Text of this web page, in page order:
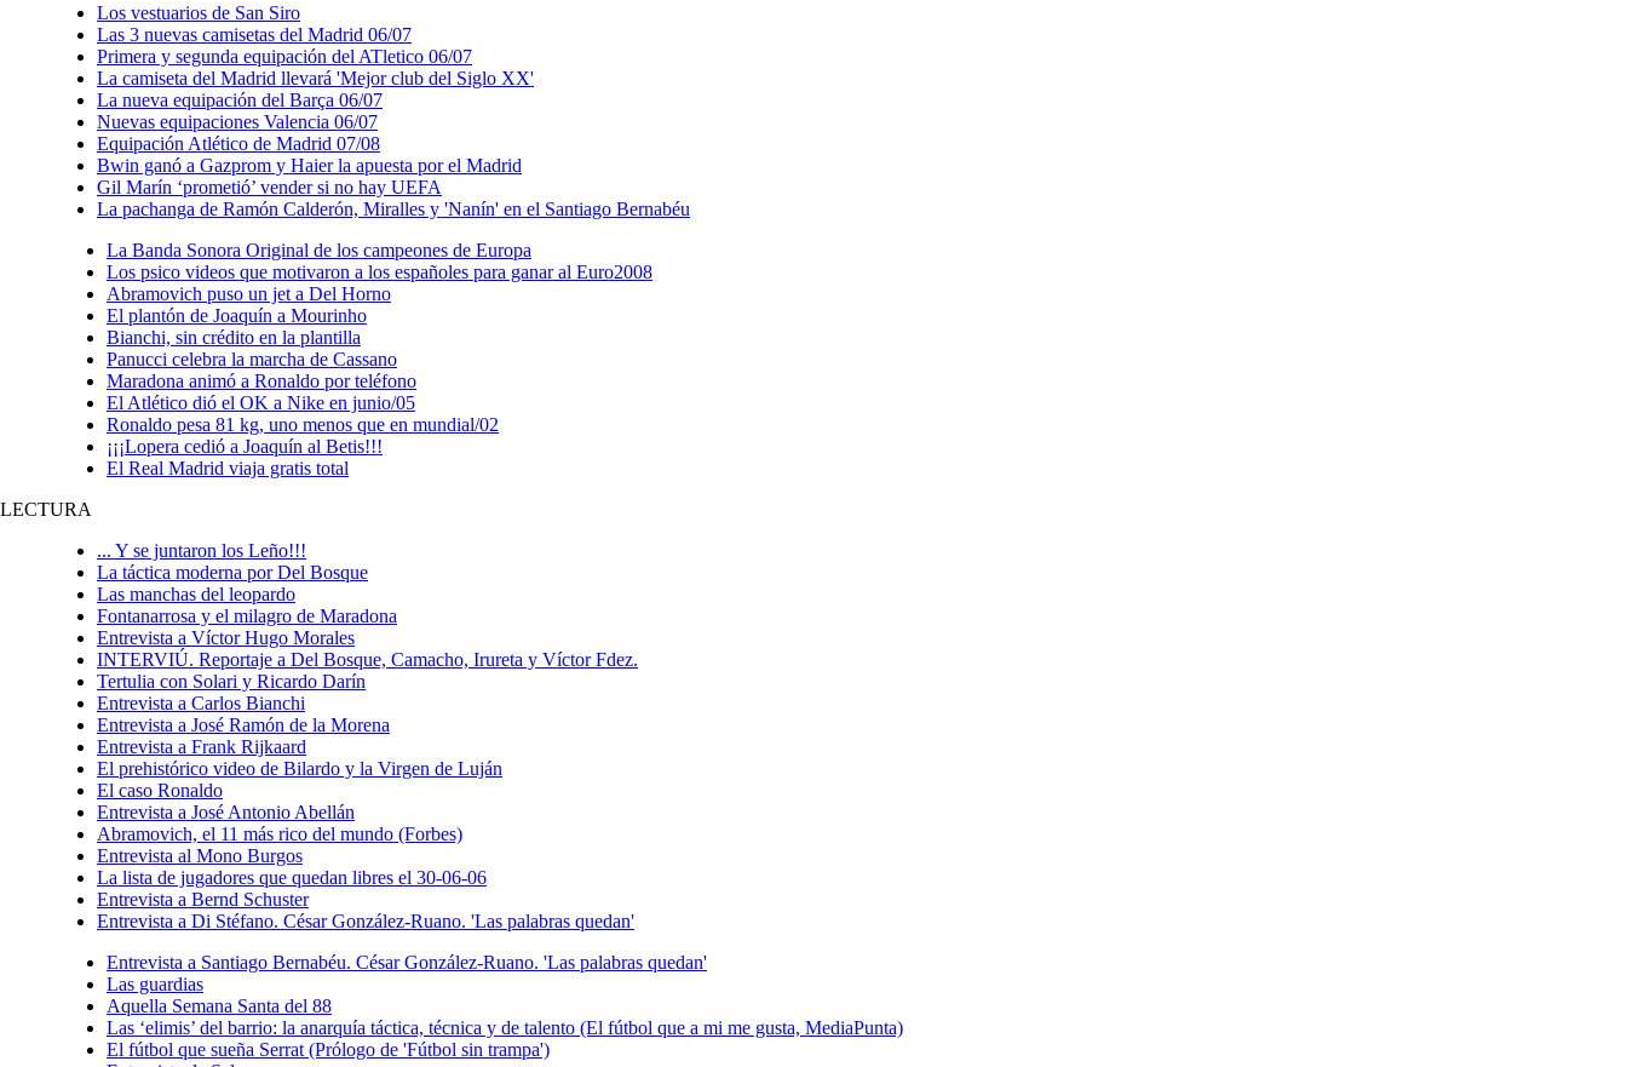
Los vestuarios de San Siro
Las 3 nuevas camisetas del Madrid 06/07
Primera y segunda equipación del ATletico 06/07
La camiseta del Madrid llevará 'Mejor club del Siglo XX'
La nueva equipación del Barça 06/07
Nuevas equipaciones Valencia 06/07
Equipación Atlético de Madrid 07/08
Bwin ganó a Gazprom y Haier la apuesta por el Madrid
Gil Marín ‘prometió’ vender si no hay UEFA
La pachanga de Ramón Calderón, Miralles y 'Nanín' en el Santiago Bernabéu
La Banda Sonora Original de los campeones de Europa
Los psico videos que motivaron a los españoles para ganar al Euro2008
Abramovich puso un jet a Del Horno
El plantón de Joaquín a Mourinho
Bianchi, sin crédito en la plantilla
Panucci celebra la marcha de Cassano
Maradona animó a Ronaldo por teléfono
El Atlético dió el OK a Nike en junio/05
Ronaldo pesa 81 kg, uno menos que en mundial/02
¡¡¡Lopera cedió a Joaquín al Betis!!!
El Real Madrid viaja gratis total
LECTURA
... Y se juntaron los Leño!!!
La táctica moderna por Del Bosque
Las manchas del leopardo
Fontanarrosa y el milagro de Maradona
Entrevista a Víctor Hugo Morales
INTERVIÚ. Reportaje a Del Bosque, Camacho, Irureta y Víctor Fdez.
Tertulia con Solari y Ricardo Darín
Entrevista a Carlos Bianchi
Entrevista a José Ramón de la Morena
Entrevista a Frank Rijkaard
El prehistórico video de Bilardo y la Virgen de Luján
El caso Ronaldo
Entrevista a José Antonio Abellán
Abramovich, el 11 más rico del mundo (Forbes)
Entrevista al Mono Burgos
La lista de jugadores que quedan libres el 30-06-06
Entrevista a Bernd Schuster
Entrevista a Di Stéfano. César González-Ruano. 'Las palabras quedan'
Entrevista a Santiago Bernabéu. César González-Ruano. 'Las palabras quedan'
Las guardias
Aquella Semana Santa del 88
Las ‘elimis’ del barrio: la anarquía táctica, técnica y de talento (El fútbol que a mi me gusta, MediaPunta)
El fútbol que sueña Serrat (Prólogo de 'Fútbol sin trampa')